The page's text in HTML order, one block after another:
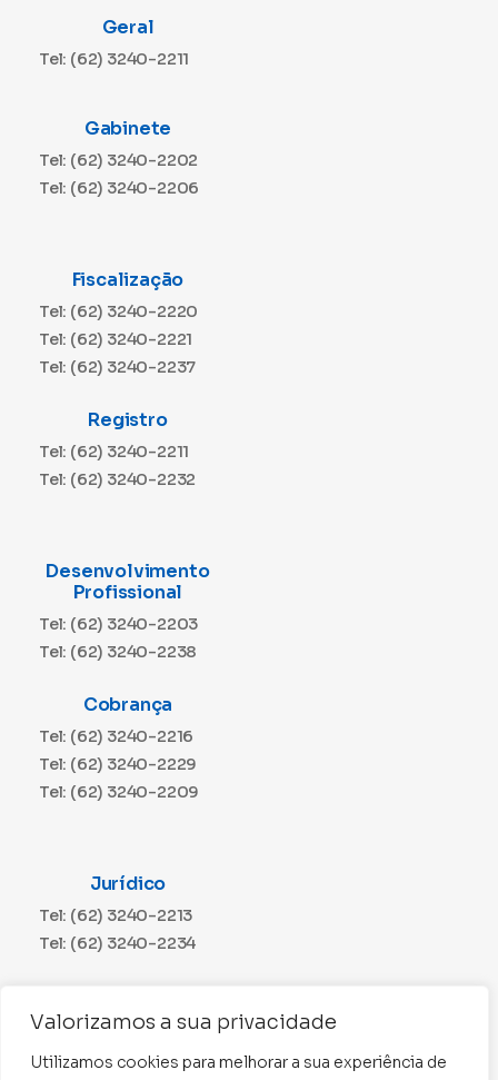
Valorizamos a sua privacidade
Utilizamos cookies para melhorar a sua experiência de
Geral
Tel: (62) 3240-2211
Gabinete
Tel: (62) 3240-2202
Tel: (62) 3240-2206
Fiscalização
Tel: (62) 3240-2220
Tel: (62) 3240-2221
Tel: (62) 3240-2237
Registro
Tel: (62) 3240-2211
Tel: (62) 3240-2232
Desenvolvimento
Profissional
Tel: (62) 3240-2203
Tel: (62) 3240-2238
Cobrança
Tel: (62) 3240-2216
Tel: (62) 3240-2229
Tel: (62) 3240-2209
Jurídico
Tel: (62) 3240-2213
Tel: (62) 3240-2234
Tel: (62) 3240-2230